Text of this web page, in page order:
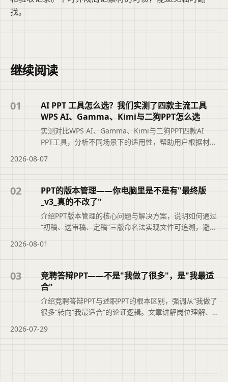
找。
继续阅读
01
AI PPT 工具怎么选？我们实测了四款主流工具
WPS AI、Gamma、Kimi与二狗PPT怎么选
实测对比WPS AI、Gamma、Kimi与二狗PPT四款AI
PPT工具，分析不同场景下的适用性，帮助用户根据材料
目追求综合排名。摘要依据标题与正文整理，概括页面
断文章是否符合当前需求，再查看完整原文。
2026-08-07
02
PPT的版本管理——你电脑里是不是有"最终版
_v3_真的不改了"
介绍PPT版本管理的核心问题与解决方案，说明如何通过
“初稿、送审稿、定稿”三版命名法实现文件可追溯，避免
大纲版本记录功能，帮助职场人快速定位正确文件，提
面主题、主要内容与适用场景，再进入原文查看完整信
息。
2026-08-01
03
竞聘答辩PPT——不是"我做了很多"，是"我最适
合"
介绍竞聘答辩PPT与述职PPT的根本区别，强调从“我做了
很多”转向“我最适合”的论证逻辑。文章讲解岗位理解、
说明二狗PPT如何辅助结构化大纲与时间把控，帮助竞聘
2026-07-29